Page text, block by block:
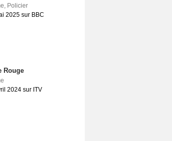
, Policier
2025 sur BBC
Rouge
2024 sur ITV